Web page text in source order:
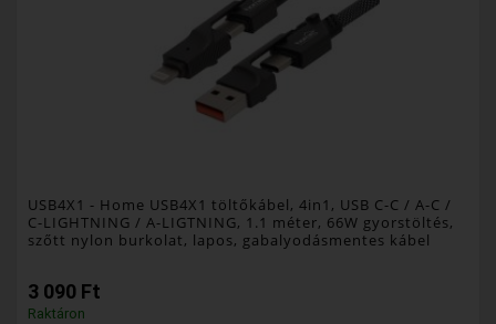
USB4X1 - Home USB4X1 töltőkábel, 4in1, USB C-C / A-C /
C-LIGHTNING / A-LIGTNING, 1.1 méter, 66W gyorstöltés,
szőtt nylon burkolat, lapos, gabalyodásmentes kábel
3 090 Ft
Raktáron